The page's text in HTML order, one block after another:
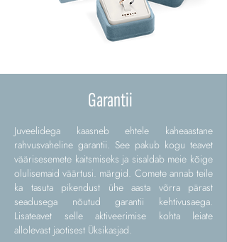
Garantii
Juveelidega kaasneb ehtele kaheaastane
rahvusvaheline garantii. See pakub kogu teavet
väärisesemete kaitsmiseks ja sisaldab meie kõige
olulisemaid väärtusi. märgid. Comete annab teile
ka tasuta pikendust ühe aasta võrra pärast
seadusega nõutud garantii kehtivusaega.
Lisateavet selle aktiveerimise kohta leiate
allolevast jaotisest Üksikasjad.